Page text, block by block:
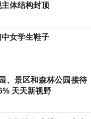
体结构封顶
女学生鞋子
、景区和森林公园接待
天天新视野